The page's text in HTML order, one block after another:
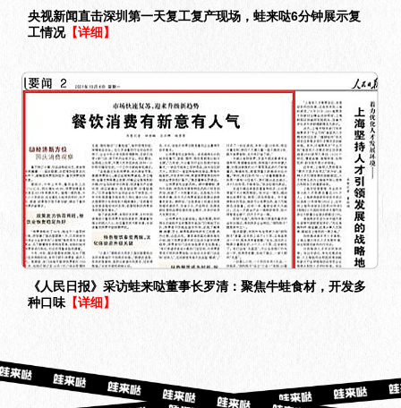
央视新闻直击深圳第一天复工复产现场，蛙来哒6分钟展示复
工情况【详细】
《人民日报》采访蛙来哒董事长罗清：聚焦牛蛙食材，开发多
种口味 【详细】